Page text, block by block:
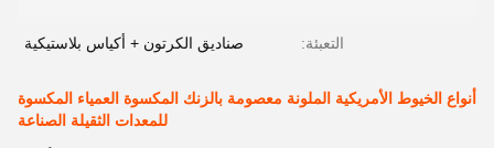
التعبئة: صناديق الكرتون + أكياس بلاستيكية
أنواع الخيوط الأمريكية الملونة معصومة بالزنك المكسوة العمياء المكسوة
للمعدات الثقيلة الصناعة